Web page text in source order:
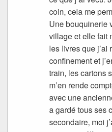
coin, cela me
Une bouquinerie
village et elle fait
les livres que j’ai
confinement et
train, les cartons
m’en rende
avec une
a gardé tous ses
secondaire, moi